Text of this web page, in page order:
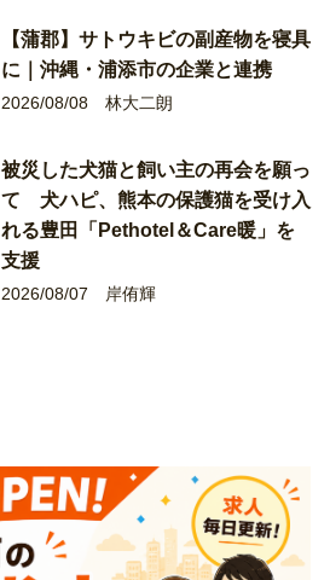
【蒲郡】サトウキビの副産物を寝具
に｜沖縄・浦添市の企業と連携
2026/08/08 林大二朗
被災した犬猫と飼い主の再会を願っ
て 犬ハピ、熊本の保護猫を受け入
れる豊田「Pethotel＆Care暖」を
支援
2026/08/07 岸侑輝